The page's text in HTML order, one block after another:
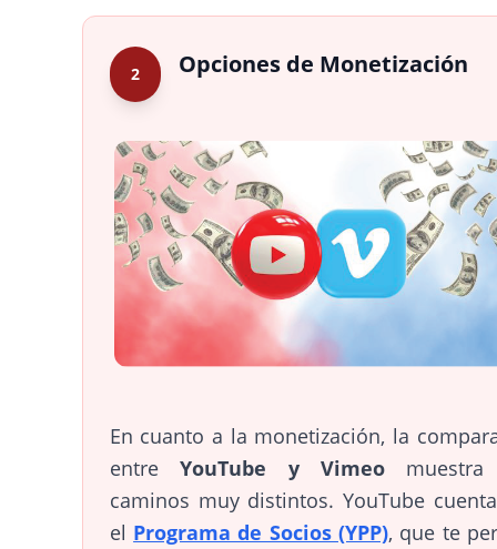
2 Opciones de Monetización
En cuanto a la monetización, la
entreYouTube y Vimeo muestra
caminos muy distintos. YouTube
el Programa de Socios (YPP), que te